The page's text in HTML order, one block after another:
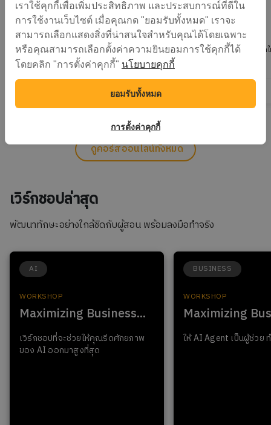
NEW PROMOTION
4.2
ส ชัชพล ยังวิริยะกุล
1,990.-
4.8
ส
สถาบันข้อมูลขนาด
ดูคอร์สออนไลน์ทั้งหมด
เวิร์กชอปล่าสุด
พัฒนาทักษะอย่างใกล้ชิดกับผู้สอน พร้อมลงมือทำจริง
AI
WORKSHOP
Maximizing Business...
เวิร์กชอปที่จะช่วยให้คุณรีดศักยภาพ
ของ AI ออกมาสูงที่สุด
BUSINESS
WORKSHOP
Maximizing
ให้ AI Agent เป็นผู้ช่วย
เราใช้คุกกี้เพื่อเพิ่มประสิทธิภาพ และประสบการณ์ที่ดีใน
การใช้งานเว็บไซต์ เมื่อคุณกด "ยอมรับทั้งหมด" เราจะ
สามารถเลือกแสดงสิ่งที่น่าสนใจสำหรับคุณได้โดยเฉพาะ
หรือคุณสามารถเลือกตั้งค่าความยินยอมการใช้คุกกี้ได้
โดยคลิก "การตั้งค่าคุกกี้" นโยบายคุกกี้
ยอมรับทั้งหมด
การตั้งค่าคุกกี้